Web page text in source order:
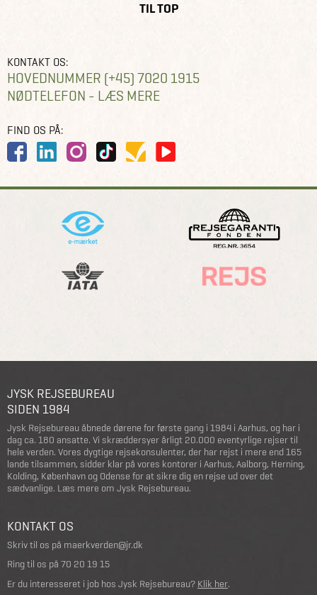
TIL TOP
KONTAKT OS:
HOVEDNUMMER (+45) 7020 1915
NØDTELEFON - LÆS MERE
FIND OS PÅ:
JYSK REJSEBUREAU
SIDEN 1984
Jysk Rejsebureau åbnede dørene for første gang i 1984 i Aarhus, og har i
dag ca. 180 ansatte. Vi skræddersyer årligt 20.000 eventyrlige rejser til
hele verden. Vores dygtige rejsekonsulenter, der har rejst i mere end 165
lande tilsammen, sidder klar på vores kontorer i Aarhus, Aalborg, Herning,
Kolding, København og Odense for at sikre dig en rejse ud over det
sædvanlige. Læs mere om Jysk Rejsebureau.
KONTAKT OS
Skriv til os på maerkverden@jr.dk
Ring til os på 70 20 19 15
Er du interesseret i job hos Jysk Rejsebureau? Klik her.